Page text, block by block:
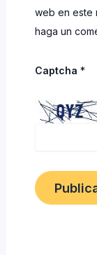
web en este
haga un
Captcha *